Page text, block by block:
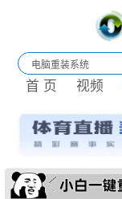
首 页 视频